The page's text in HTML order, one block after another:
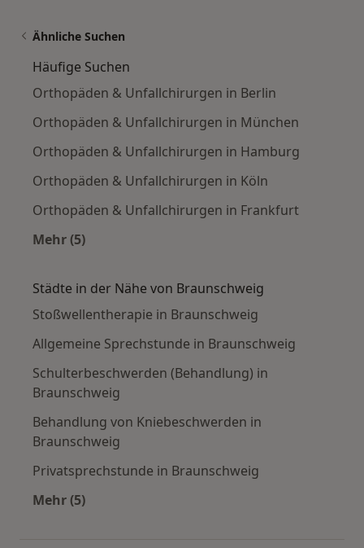
Ähnliche Suchen
Häufige Suchen
Orthopäden & Unfallchirurgen in Berlin
Orthopäden & Unfallchirurgen in München
Orthopäden & Unfallchirurgen in Hamburg
Orthopäden & Unfallchirurgen in Köln
Orthopäden & Unfallchirurgen in Frankfurt
Mehr (5)
Städte in der Nähe von Braunschweig
Stoßwellentherapie in Braunschweig
Allgemeine Sprechstunde in Braunschweig
Schulterbeschwerden (Behandlung) in
Braunschweig
Behandlung von Kniebeschwerden in
Braunschweig
Privatsprechstunde in Braunschweig
Mehr (5)